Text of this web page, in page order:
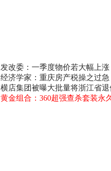
发改委：一季度物价若大幅上
经济学家：重庆房产税操之过
横店集团被曝大批量将浙江省
黄金组合：360超强查杀套装永